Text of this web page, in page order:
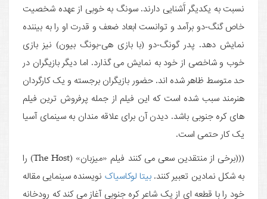
نسبت به یکدیگر آَشنایی دارند. سونگ به خوبی از عهده شخصیت
خاص گنگ-دو برآمد و توانست ابعاد ضعف و قدرت او را به بیننده
نمایش دهد. پدر گونگ-دو (با بازی هی-بونگ بیون) نیز بازی
خوب و شاخصی از خود به نمایش می گذارد. اما دیگر بازیگران در
حد متوسط ظاهر شده اند. حضور بازیگران برجسته و یک کارگردان
هنرمند سبب شده است که این فیلم از جمله پرفروش ترین فیلم
های کره جنوبی باشد. دیدن آن برای علاقه مندان به سینمای آسیا
یک کار حتمی است.
(((برخی از منتقدین سعی می کنند فیلم «میزبان» (The Host) را
به شکل نمادین تعبیر کنند.بیتا لوکاسیاک نویسنده سینمایی مقاله
خود را با قطعه ای از یک شاعر کره جنوبی آغاز می کند که رودخانه